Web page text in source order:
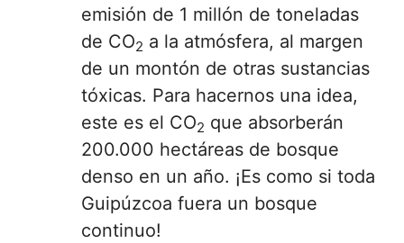
emisión de 1 millón de toneladas
de CO2 a la atmósfera, al margen
de un montón de otras sustancias
tóxicas. Para hacernos una idea,
este es el CO2 que absorberán
200.000 hectáreas de bosque
denso en un año. ¡Es como si toda
Guipúzcoa fuera un bosque
continuo!